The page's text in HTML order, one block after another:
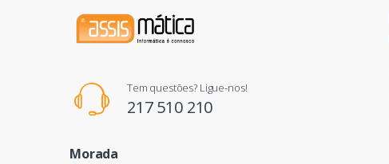
Tem questões? Ligue-nos!
217 510 210
Morada